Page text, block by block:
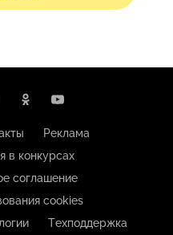
Реклама
в конкурсах
соглашение
cookies
Техподдержка